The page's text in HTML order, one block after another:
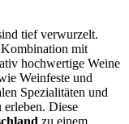
tief verwurzelt.
mit
hochwertige Weine
Weinfeste und
Spezialitäten und
erleben. Diese
zu einem